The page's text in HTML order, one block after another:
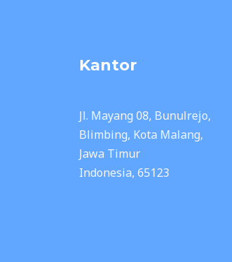
Kantor
Jl. Mayang 08, Bunulrejo,
Blimbing, Kota Malang,
Jawa Timur
Indonesia, 65123